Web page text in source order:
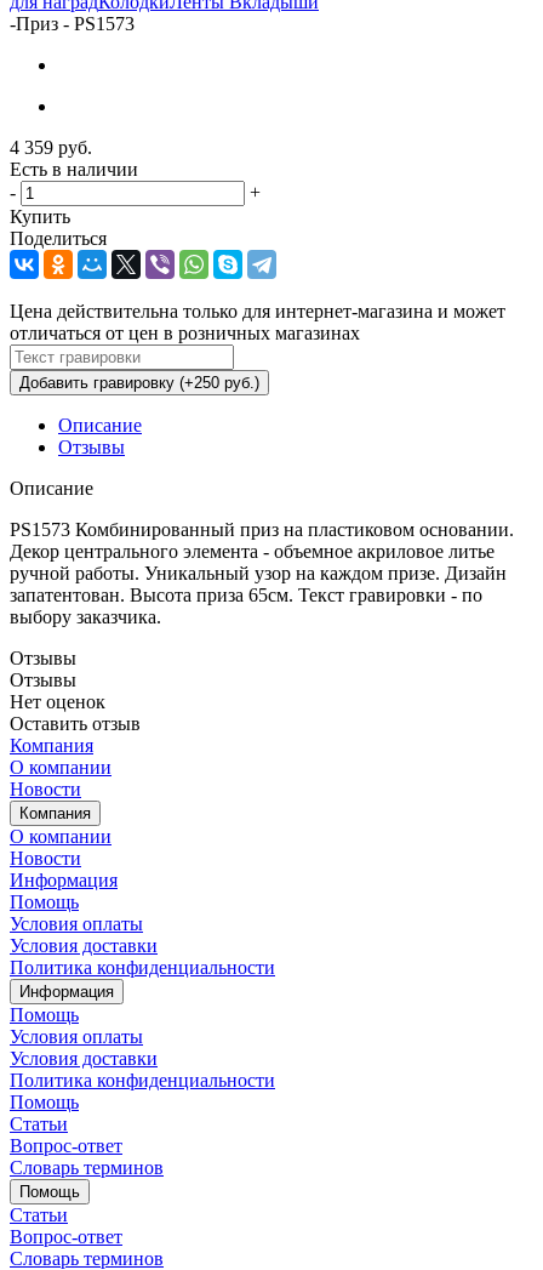
-Приз - PS1573
4 359 руб.
Есть в наличии
-
+
Купить
Поделиться
Цена действительна только для интернет-магазина и может
отличаться от цен в розничных магазинах
Добавить гравировку (+250 руб.)
Описание
Отзывы
Описание
PS1573 Комбинированный приз на пластиковом основании.
Декор центрального элемента - объемное акриловое литье
ручной работы. Уникальный узор на каждом призе. Дизайн
запатентован. Высота приза 65см. Текст гравировки - по
выбору заказчика.
Отзывы
Отзывы
Нет оценок
Оставить отзыв
Компания
О компании
Новости
Компания
О компании
Новости
Информация
Помощь
Условия оплаты
Условия доставки
Политика конфиденциальности
Информация
Помощь
Условия оплаты
Условия доставки
Политика конфиденциальности
Помощь
Статьи
Вопрос-ответ
Словарь терминов
Помощь
Статьи
Вопрос-ответ
Словарь терминов